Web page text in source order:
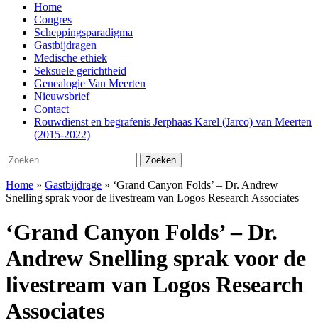
Home
Congres
Scheppingsparadigma
Gastbijdragen
Medische ethiek
Seksuele gerichtheid
Genealogie Van Meerten
Nieuwsbrief
Contact
Rouwdienst en begrafenis Jerphaas Karel (Jarco) van Meerten
(2015-2022)
Zoeken
naar:
Zoeken
Home » Gastbijdrage » ‘Grand Canyon Folds’ – Dr. Andrew
Snelling sprak voor de livestream van Logos Research Associates
‘Grand Canyon Folds’ – Dr.
Andrew Snelling sprak voor de
livestream van Logos Research
Associates